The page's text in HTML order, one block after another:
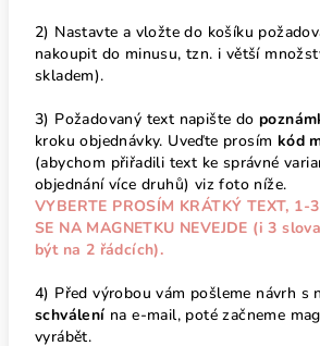
2) Nastavte a vložte do košíku
nakoupit do minusu, tzn. i větší
skladem).
3) Požadovaný text napište do
kroku objednávky. Uveďte prosím kód
(abychom přiřadili text ke správné
objednání více druhů) viz foto níže.
VYBERTE PROSÍM KRÁTKÝ TEXT, 1-
SE NA MAGNETKU NEVEJDE (i 3
být na 2 řádcích).
4) Před výrobou vám pošleme návrh s
schválení na e-mail, poté začneme
vyrábět.